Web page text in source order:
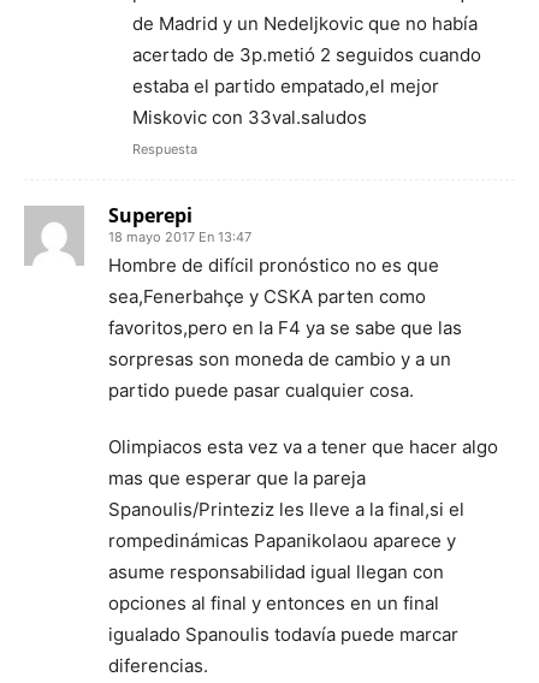
de Madrid y un Nedeljkovic que no había
acertado de 3p.metió 2 seguidos cuando
estaba el partido empatado,el mejor
Miskovic con 33val.saludos
Respuesta
Superepi
18 mayo 2017 En 13:47
Hombre de difícil pronóstico no es que
sea,Fenerbahçe y CSKA parten como
favoritos,pero en la F4 ya se sabe que las
sorpresas son moneda de cambio y a un
partido puede pasar cualquier cosa.
Olimpiacos esta vez va a tener que hacer algo
mas que esperar que la pareja
Spanoulis/Printeziz les lleve a la final,si el
rompedinámicas Papanikolaou aparece y
asume responsabilidad igual llegan con
opciones al final y entonces en un final
igualado Spanoulis todavía puede marcar
diferencias.